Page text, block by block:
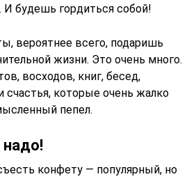
будешь гордиться собой!
вероятнее всего, подаришь
жизни. Это очень много.
восходов, книг, бесед,
счастья, которые очень жалко
пепел.
надо!
конфету — популярный, но